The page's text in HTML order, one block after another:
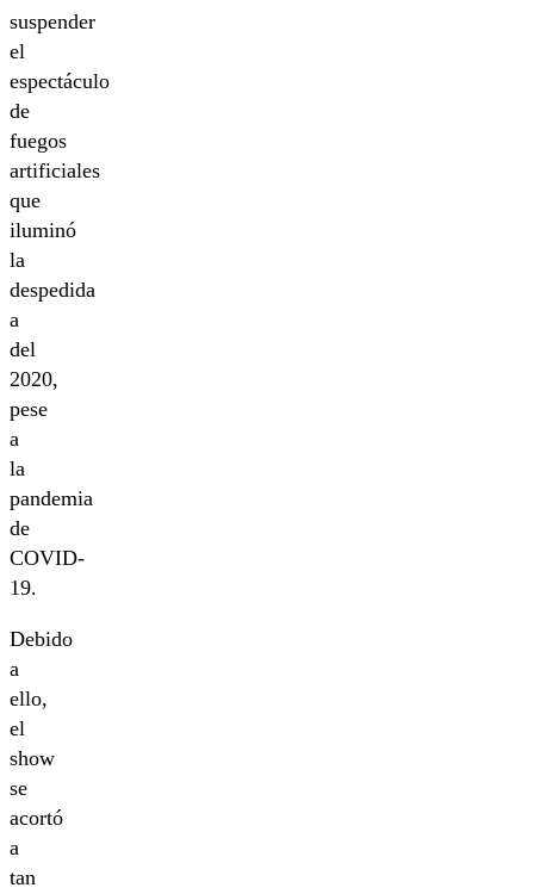
suspender
el
espectáculo
de
fuegos
artificiales
que
iluminó
la
despedida
a
del
2020,
pese
a
la
pandemia
de
COVID-
19.
Debido
a
ello,
el
show
se
acortó
a
tan